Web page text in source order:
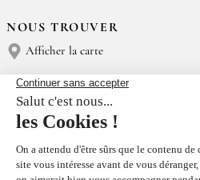
NOUS TROUVER
Afficher la carte
NOUS CONTACTER
Épices Rœllinger
Tél : (+33) 02 23 15 13 91
TRI DE NOS EMBALLAGES